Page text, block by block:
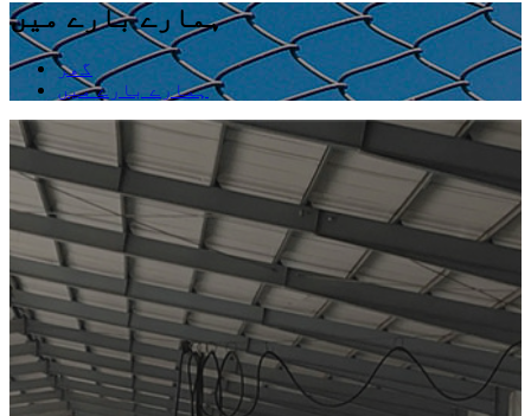
ہمارے بارے میں
گھر
ہمارے بارے میں